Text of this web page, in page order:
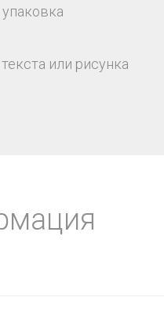
или рисунка